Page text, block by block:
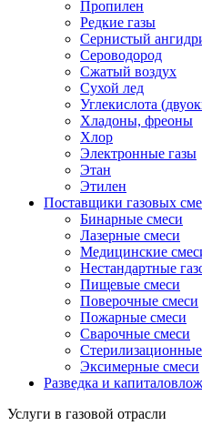
Пропилен
Редкие газы
Сернистый
Сероводород
Сжатый воздух
Сухой лед
Углекислота
Хладоны, фреоны
Хлор
Электронные газы
Этан
Этилен
Поставщики газовых
Бинарные смеси
Лазерные смеси
Медицинские
Нестандартные
Пищевые смеси
Поверочные смеси
Пожарные смеси
Сварочные смеси
Эксимерные смеси
Разведка и
Услуги в газовой отрасли